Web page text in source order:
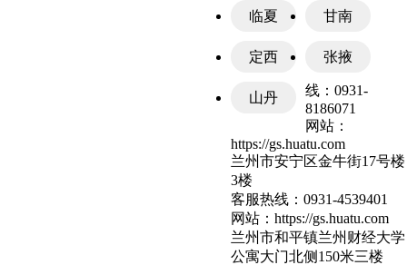
临夏 甘南
定西 张掖
山丹 线：0931-
8186071
网站：
https://gs.huatu.com
兰州市安宁区金牛街17号楼
3楼
客服热线：0931-4539401
网站：https://gs.huatu.com
兰州市和平镇兰州财经大学
公寓大门北侧150米三楼